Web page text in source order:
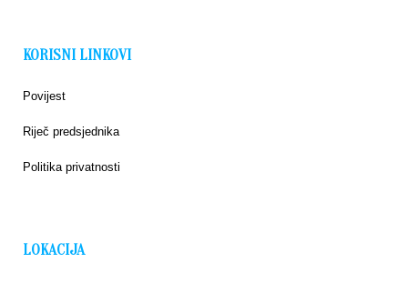
KORISNI LINKOVI
Povijest
Riječ predsjednika
Politika privatnosti
LOKACIJA